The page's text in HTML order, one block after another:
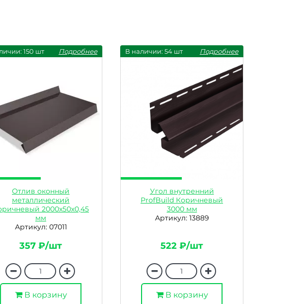
150 шт Подробнее
Отлив оконный
металлический
2000х50х0,45
мм
Артикул: 07011
357 ₽/шт
В корзину
В наличии: 54 шт Подробнее
Угол внутренний
ProfBuild Коричневый
3000 мм
Артикул: 13889
522 ₽/шт
В корзину